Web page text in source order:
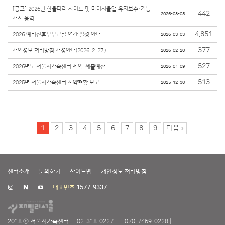
[공고] 2026년 한울타리 사이트 및 마이서울앱 유지보수·기능
개선 용역
2026-03-05 442
2026 예비신혼부부교실 연간 일정 안내 2026-03-03 4,851
개인정보 처리방침 개정안내(2026. 2. 27.) 2026-02-20 377
2026년도 서울시가족센터 세입·세출예산 2026-01-09 527
2025년 서울시가족센터 계약현황 보고 2025-12-30 513
1 2 3 4 5 6 7 8 9 다음 ›
센터소개 문의하기 사이트맵 개인정보 처리방침
대표번호 1577-9337
2018 ⓒ 서울시가족센터 T: 02-318-0227 F: 070-7469-0228